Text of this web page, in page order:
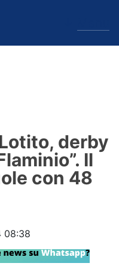
derby
Il
con 48
08:38